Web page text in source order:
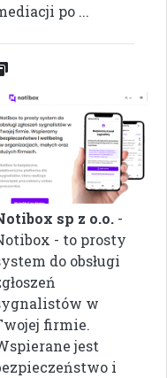
po ...
sp z o.o. -
- to prosty
do obsługi
w
firmie.
jest
i